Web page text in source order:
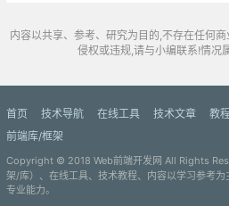
内容以共享、参考、研究为目的,不存在任何
侵权或违规,请与小编联系!情况
首页 技术导航 在线工具 技术文章 教
前端库/框架